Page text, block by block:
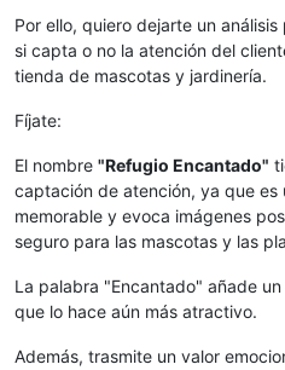
Por ello, quiero dejarte un
si capta o no la atención del
tienda de mascotas y jardinería.
Fíjate:
El nombre "Refugio Encantado"
captación de atención, ya que es
memorable y evoca imágenes
seguro para las mascotas y las
La palabra "Encantado" añade
que lo hace aún más atractivo.
Además, trasmite un valor